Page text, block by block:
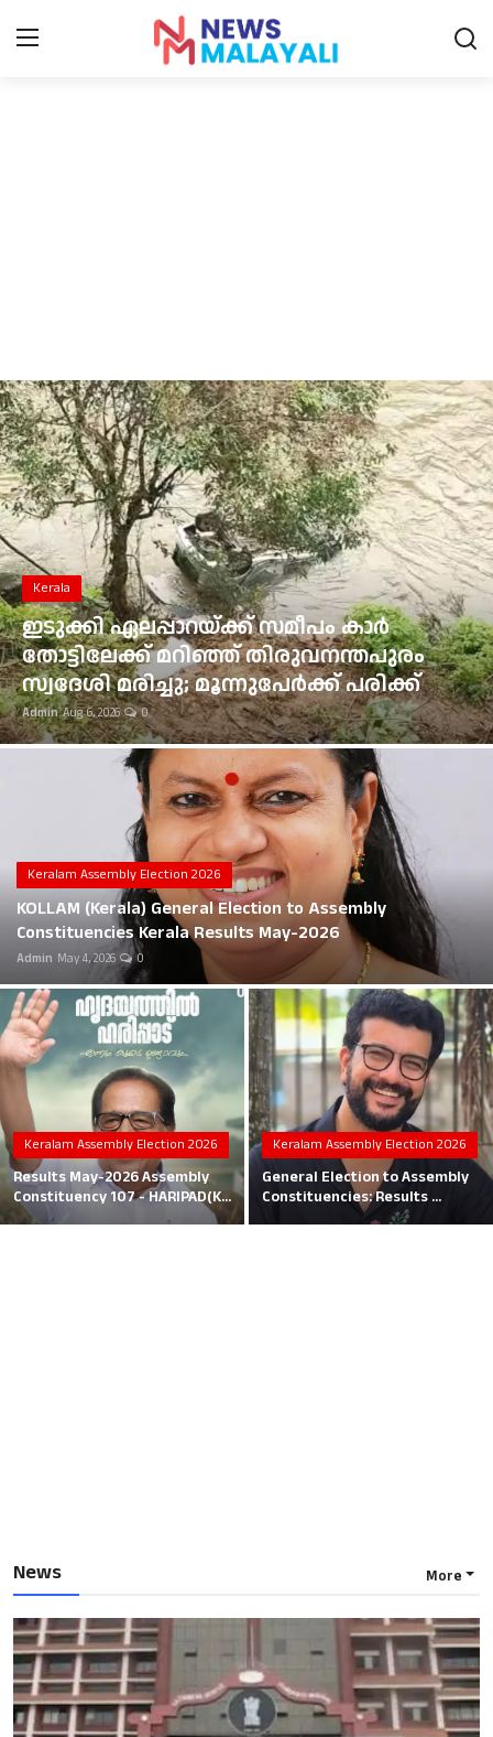
Entertainment
Sports
Food
Gulf News
Loksabha Election 2024
Technology
Health
Jobs Mall
Career
Education
Business
Local News
Earn Money
Tutorials
Malayalam
Kerala
ഭൂമി തരംമാറ്റ അപേക്ഷ: കോടതി
ഉത്തരവുകൾ ആവർത്തിച്ച് ലംഘിച്ച
മൂവാറ്റുപുഴ ആർഡിഒയ്ക്ക് 25,000 രൂപ
പിഴ
Admin Aug 6, 2026 0
Keralam Assembly Election 2026
KOLLAM (Kerala) General Election to Assembly
Constituencies Kerala Results May-2026
Admin May 4, 2026 0
Keralam Assembly Election 2026
Results May-2026 Assembly
Constituency 107 - HARIPAD(K...
Keralam Assembly Election 2026
General Election to Assembly
Constituencies: Results ...
News More